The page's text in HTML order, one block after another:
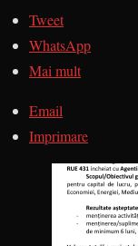
Tweet
WhatsApp
Mai mult
Email
Imprimare